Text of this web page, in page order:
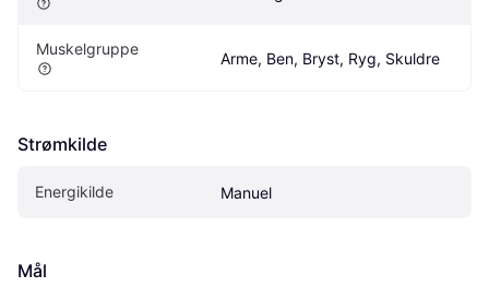
Muskelgruppe
Arme, Ben, Bryst, Ryg, Skuldre
Strømkilde
Energikilde Manuel
Mål